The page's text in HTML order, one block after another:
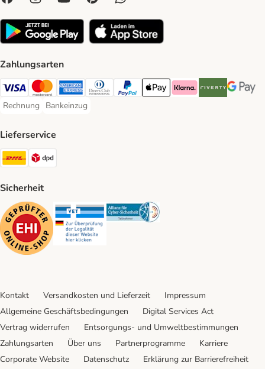
Zahlungsarten
Visa Payment Method
Mastercard Payment Method
American Express Payment Method
Diners Club Payment Method
PayPal Payment Method
Apple Pay Payment Method
Klarna Payment Method
Riverty Payment
Google
Rechnung
Rechnung Payment Method
Bankeinzug
Bankeinzug Payment Method
Lieferservice
DHL Shipping Method
Sicherheit
Security Security Security
Kontakt Versandkosten und Lieferzeit
Impressum
Allgemeine Geschäftsbedingungen
Digital Services Act
Vertrag widerrufen
Entsorgungs- und Umweltbestimmungen
Zahlungsarten
Über uns Partnerprogramme
Karriere
Corporate Website
Datenschutz Erklärung zur Barrierefreiheit